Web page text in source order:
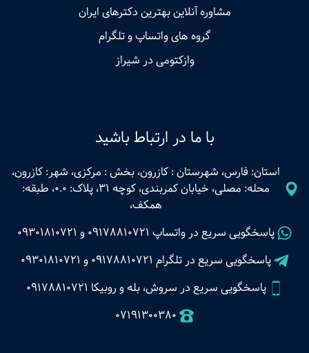
مشاوره آنلاین بهترین دکترهای ایران
گروه های واتساپ و تلگرام
وازکتومی در شیراز
با ما در ارتباط باشید
استان: فارس، شهرستان : کازرون، بخش : مرکزی، شهر: کازرون،
محله: مصلی، خیابان کمربندی، کوچه 31، پلاک: 0.0، طبقه:
همکف،
پاسخگویی سریع در واتساپ 09178810721 و 09301810721
پاسخگویی سریع در تلگرام 09178810721 و 09301810721
پاسخگویی سریع در سروش، بله و روبیکا 09178810721
07191300380